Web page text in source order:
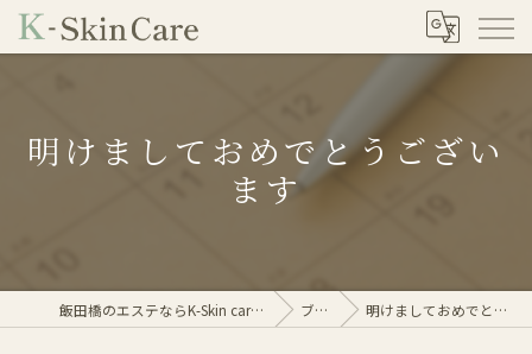
明けましておめでとうござい
ます
飯田橋のエステならK-Skin care(ケイスキンケア) ブログ 明けましておめでとうございます